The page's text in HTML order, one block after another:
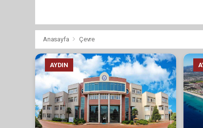
Anasayfa Çevre
AYDIN